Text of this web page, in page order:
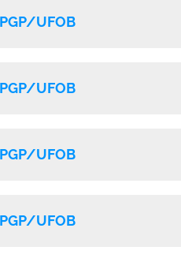
UFOB
UFOB
UFOB
UFOB